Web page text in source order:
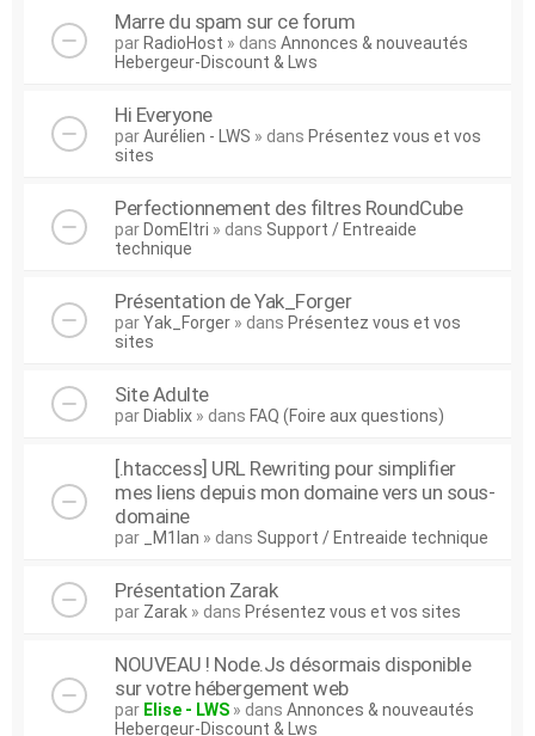
Marre du spam sur ce forum
par RadioHost » dans Annonces & nouveautés
Hebergeur-Discount & Lws
Hi Everyone
parAurélien - LWS » dans Présentez vous et vos
sites
Perfectionnement des filtres RoundCube
par DomEltri » dans Support / Entreaide
technique
Présentation de Yak_Forger
parYak_Forger » dans Présentez vous et vos
sites
Site Adulte
par Diablix » dans FAQ (Foire aux questions)
[.htaccess] URL Rewriting pour simplifier
mes liens depuis mon domaine vers un sous-
domaine
par _M1lan » dans Support / Entreaide technique
Présentation Zarak
par Zarak » dans Présentez vous et vos sites
NOUVEAU ! Node.Js désormais disponible
sur votre hébergement web
par Elise - LWS » dans Annonces & nouveautés
Hebergeur-Discount & Lws